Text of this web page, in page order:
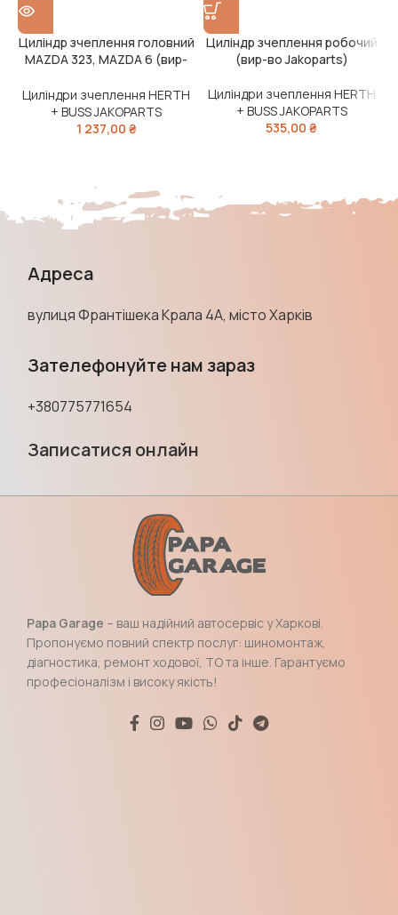
Циліндр зчеплення головний
MAZDA 323, MAZDA 6 (вир-
Циліндри зчеплення HERTH
+ BUSS JAKOPARTS
1 237,00 ₴
Циліндр зчеплення робочий
(вир-во Jakoparts)
Циліндри зчеплення HERTH
+ BUSS JAKOPARTS
535,00₴
Адреса
вулиця Франтішека Крала 4А, місто Харків
Зателефонуйте нам зараз
+380775771654
Записатися онлайн
Papa Garage – ваш надійний автосервіс у Харкові.
Пропонуємо повний спектр послуг: шиномонтаж,
діагностика, ремонт ходової, ТО та інше. Гарантуємо
професіоналізм і високу якість!